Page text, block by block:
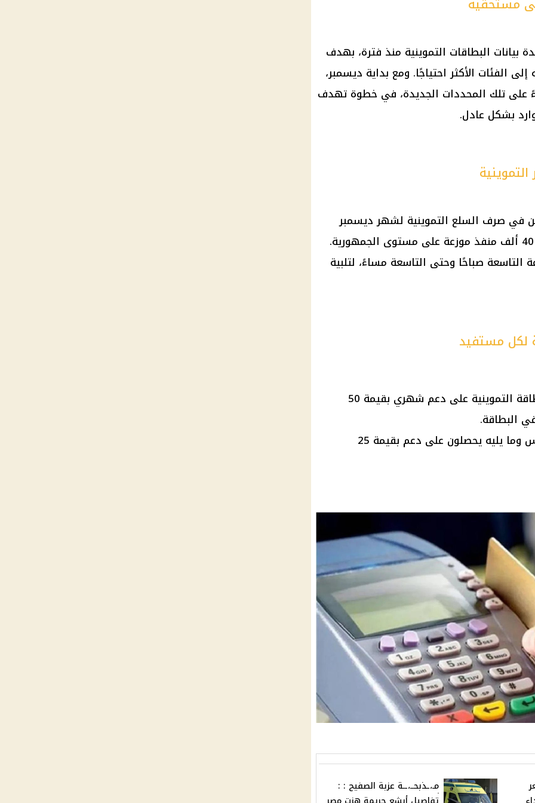
بيانات البطاقات التموينية منذ فترة، بهدف
الفئات الأكثر احتياجًا. ومع بداية ديسمبر،
على تلك المحددات الجديدة، في خطوة تهدف
بشكل عادل.
في صرف السلع التموينية لشهر ديسمبر
للمستفيدين المستحقين من خلال 40 ألف منفذ موزعة على مستوى الجمهورية.
صباحًا وحتى التاسعة مساءً، لتلبية
لكل مستفيد
يحصل كل فرد مقيد على البطاقة التموينية على دعم شهري بقيمة 50
البطاقة.
المستفيدون من الفرد الخامس وما يليه يحصلون على دعم بقيمة 25
مـ،ـذبحــ،ــة عزبة الصفيح : :